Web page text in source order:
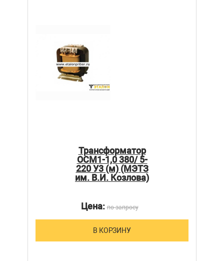
Трансформатор
ОСМ1-1,0 380/ 5-
220 У3 (м) (МЭТЗ
им. В.И. Козлова)
Цена:по запросу
В КОРЗИНУ